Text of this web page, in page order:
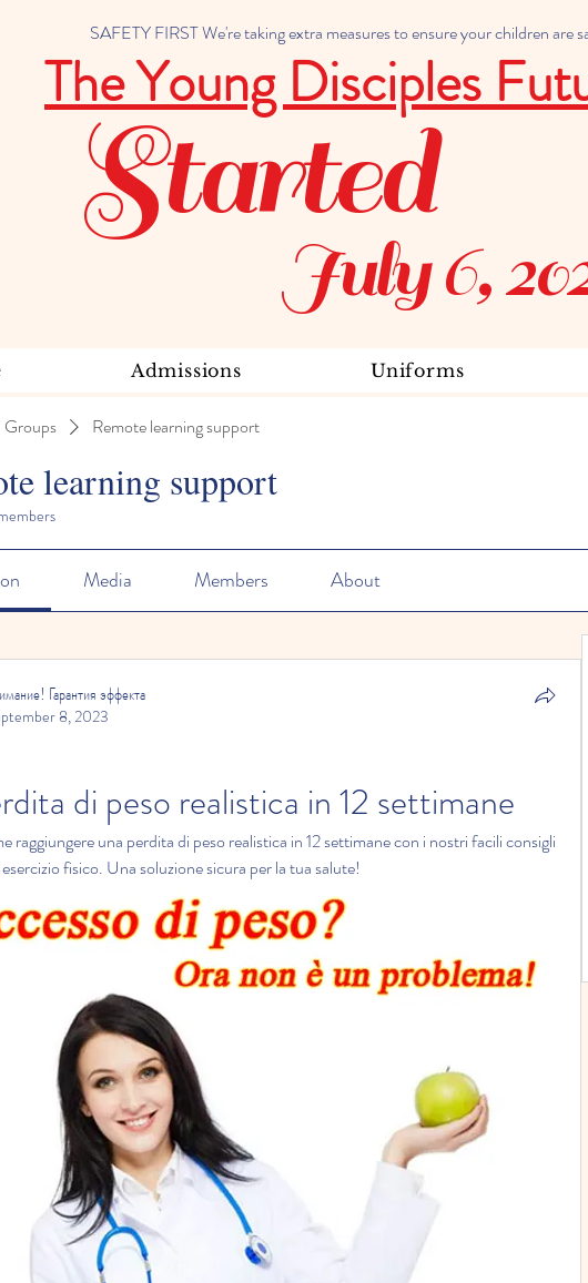
SAFETY FIRST We're taking extra measures to ensure your children are
The Young Disciples
July 6,
Started
Admissions Uniforms
Groups Remote learning support
learning support
Media Members About
Гарантия эффекта
8, 2023
di peso realistica in 12 settimane
raggiungere una perdita di peso realistica in 12 settimane con i nostri facili consigli
fisico. Una soluzione sicura per la tua salute!